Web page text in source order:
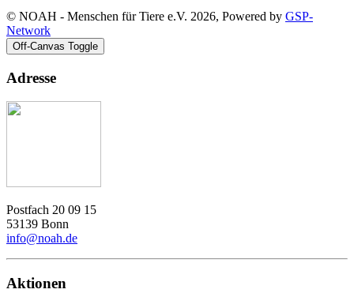
© NOAH - Menschen für Tiere e.V. 2026, Powered by GSP-
Network
Off-Canvas Toggle
Adresse
Postfach 20 09 15
53139 Bonn
info@noah.de
Aktionen